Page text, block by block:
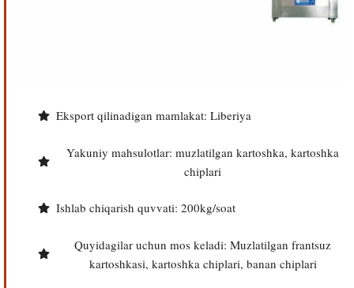
Eksport qilinadigan mamlakat: Liberiya
Yakuniy mahsulotlar: muzlatilgan kartoshka, kartoshka
chiplari
Ishlab chiqarish quvvati: 200kg/soat
Quyidagilar uchun mos keladi: Muzlatilgan frantsuz
kartoshkasi, kartoshka chiplari, banan chiplari